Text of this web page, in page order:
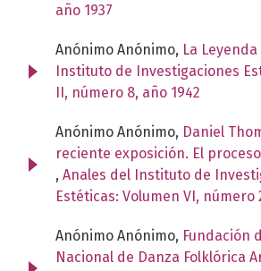
año 1937
Anónimo Anónimo, La Leyenda
Instituto de Investigaciones
II, número 8, año 1942
Anónimo Anónimo, Daniel
reciente exposición. El
, Anales del Instituto de
Estéticas: Volumen VI, número
Anónimo Anónimo, Fundación
Nacional de Danza Folklórica